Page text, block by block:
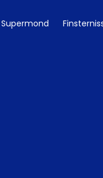
Supermond